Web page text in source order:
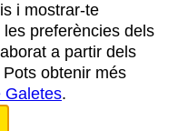
i mostrar-te
preferències dels
a partir dels
obtenir més
Galetes.